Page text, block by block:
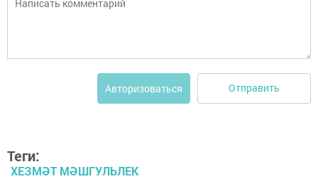
Авторизоваться Отправить
Теги:
ХЕЗМӘТ МӘШГУЛЬЛЕК